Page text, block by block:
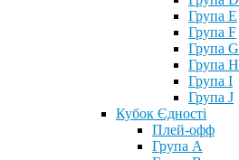
Група E
Група F
Група G
Група H
Група I
Група J
Кубок Єдності
Плей-офф
Група А